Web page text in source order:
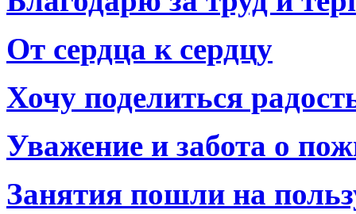
От сердца к сердцу
Хочу поделиться
Уважение и забота о
Занятия пошли на